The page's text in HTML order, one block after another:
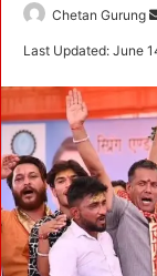
Chetan Gurung
Last Updated: June